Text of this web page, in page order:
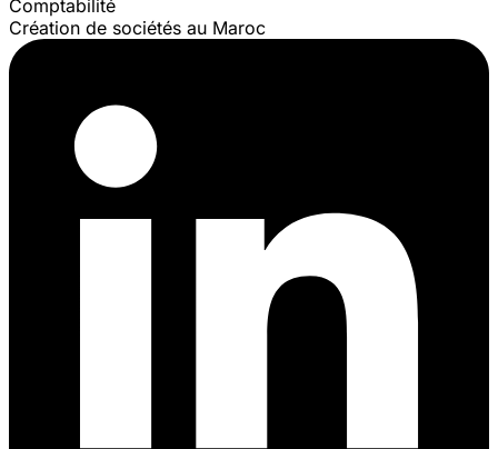
Comptabilité
Création de sociétés au Maroc